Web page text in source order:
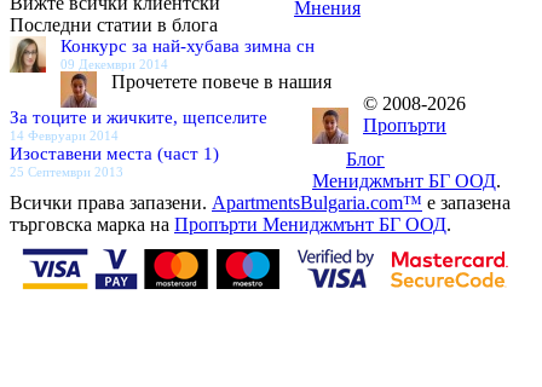
Мнения
Последни статии в блога
Конкурс за най-хубава зимна сн
09 Декември 2014
За тоците и жичките, щепселите
14 Февруари 2014
Изоставени места (част 1)
25 Септември 2013
Блог
Прочетете повече в нашия
© 2008-2026
Пропърти
Мениджмънт БГ ООД.
Всички права запазени. ApartmentsBulgaria.com™ е запазена
търговска марка на Пропърти Мениджмънт БГ ООД.